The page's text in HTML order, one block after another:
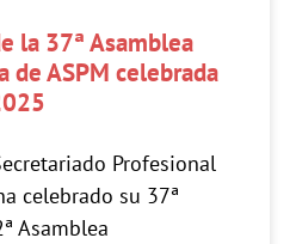
la 37ª Asamblea
de ASPM celebrada
Profesional
celebrado su 37ª
Asamblea